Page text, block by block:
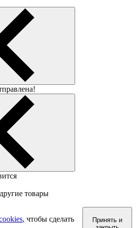
товары
, чтобы сделать
Принять и